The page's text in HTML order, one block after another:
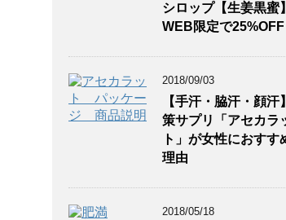
シロップ【生姜黒蜜
WEB限定で25%OFF
2018/09/03
【手汗・脇汗・顔汗
策サプリ「アセカラ
ト」が女性におすす
理由
2018/05/18